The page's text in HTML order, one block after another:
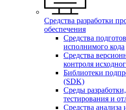
Средства разработки
обеспечения
Средства
исполнимого кода
Средства
контроля
Библиотеки
(SDK)
Среды разработки,
тестирования и
Средства анализа